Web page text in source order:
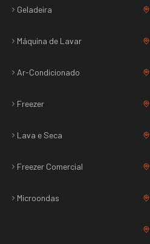
Geladeira
Máquina de Lavar
Ar-Condicionado
Freezer
Lava e Seca
Freezer Comercial
Microondas